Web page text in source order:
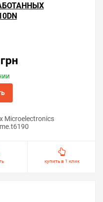
Microelectronics
me.t6190
купить в 1 клик